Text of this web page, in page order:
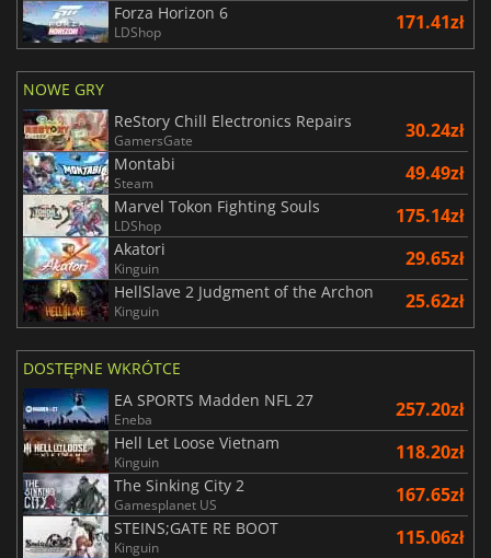
Forza Horizon 6
LDShop 171.41zł
NOWE GRY
ReStory Chill Electronics Repairs
GamersGate 30.24zł
Montabi
Steam 49.49zł
Marvel Tokon Fighting Souls
LDShop 175.14zł
Akatori
Kinguin 29.65zł
HellSlave 2 Judgment of the Archon
Kinguin 25.62zł
DOSTĘPNE WKRÓTCE
EA SPORTS Madden NFL 27
Eneba 257.20zł
Hell Let Loose Vietnam
Kinguin 118.20zł
The Sinking City 2
Gamesplanet US 167.65zł
STEINS;GATE RE BOOT
Kinguin 115.06zł